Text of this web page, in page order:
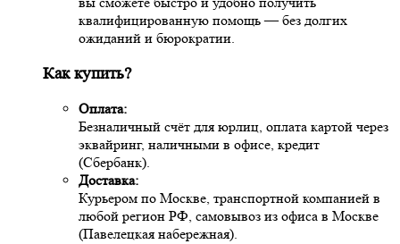
квалифицированную помощь — без долгих
ожиданий и бюрократии.
Как купить?
Оплата:
Безналичный счёт для юрлиц, оплата картой через
эквайринг, наличными в офисе, кредит
(Сбербанк).
Доставка:
Курьером по Москве, транспортной компанией в
любой регион РФ, самовывоз из офиса в Москве
(Павелецкая набережная).